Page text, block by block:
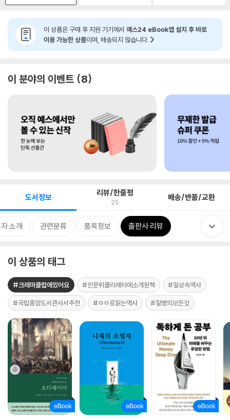
이 상품은 구매 후 지원 기기에서 예스24 eBook앱 설치 후 바로
이용 가능한 상품이며, 배송되지 않습니다.
이 분야의 이벤트 8
도서정보 리뷰/한줄평
25 배송/반품/교환
소개 관련분류 품목정보 출판사 리뷰
이 상품의 태그
#크레마클럽에있어요 #인문위클리레터에소개된책 #일상속역사
#국립중앙도서관사서추천 #ㅁㅁ로읽는역사 #질병의모든것